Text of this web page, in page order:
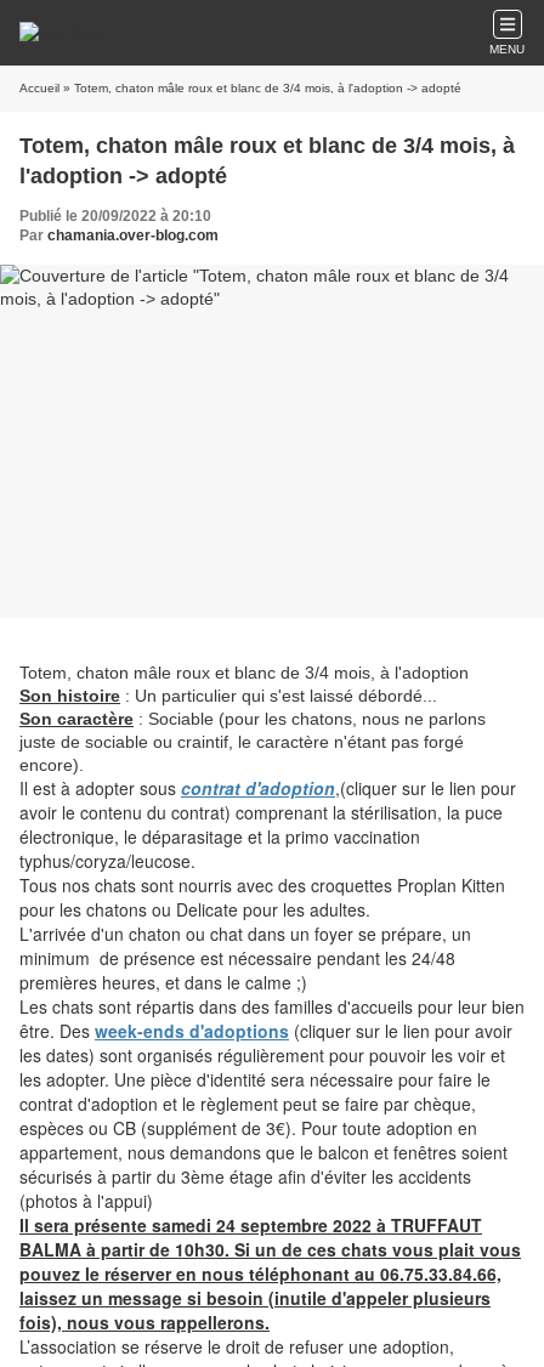
MENU
Accueil » Totem, chaton mâle roux et blanc de 3/4 mois, à l'adoption -> adopté
Totem, chaton mâle roux et blanc de 3/4 mois, à
l'adoption -> adopté
Publié le 20/09/2022 à 20:10
Par chamania.over-blog.com
Totem, chaton mâle roux et blanc de 3/4 mois, à l'adoption
Son histoire : Un particulier qui s'est laissé débordé...
Son caractère : Sociable (pour les chatons, nous ne parlons
juste de sociable ou craintif, le caractère n'étant pas forgé
encore).
Il est à adopter sous contrat d'adoption,(cliquer sur le lien pour
avoir le contenu du contrat) comprenant la stérilisation, la puce
électronique, le déparasitage et la primo vaccination
typhus/coryza/leucose.
Tous nos chats sont nourris avec des croquettes Proplan Kitten
pour les chatons ou Delicate pour les adultes.
L'arrivée d'un chaton ou chat dans un foyer se prépare, un
minimum de présence est nécessaire pendant les 24/48
premières heures, et dans le calme ;)
Les chats sont répartis dans des familles d'accueils pour leur bien
être. Des week-ends d'adoptions (cliquer sur le lien pour avoir
les dates) sont organisés régulièrement pour pouvoir les voir et
les adopter. Une pièce d'identité sera nécessaire pour faire le
contrat d'adoption et le règlement peut se faire par chèque,
espèces ou CB (supplément de 3€). Pour toute adoption en
appartement, nous demandons que le balcon et fenêtres soient
sécurisés à partir du 3ème étage afin d'éviter les accidents
(photos à l'appui)
Il sera présente samedi 24 septembre 2022 à TRUFFAUT
BALMA à partir de 10h30. Si un de ces chats vous plait vous
pouvez le réserver en nous téléphonant au 06.75.33.84.66,
laissez un message si besoin (inutile d'appeler plusieurs
fois), nous vous rappellerons.
L’association se réserve le droit de refuser une adoption,